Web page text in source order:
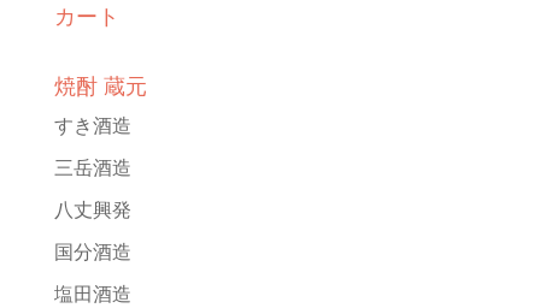
カート
焼酎 蔵元
すき酒造
三岳酒造
八丈興発
国分酒造
塩田酒造